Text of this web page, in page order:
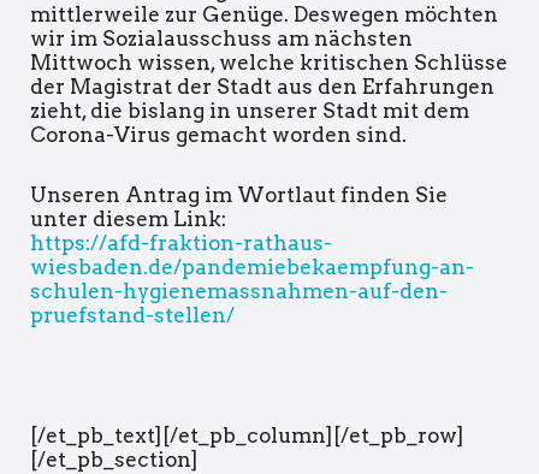
mittlerweile zur Genüge. Deswegen möchten
wir im Sozialausschuss am nächsten
Mittwoch wissen, welche kritischen Schlüsse
der Magistrat der Stadt aus den Erfahrungen
zieht, die bislang in unserer Stadt mit dem
Corona-Virus gemacht worden sind.
Unseren Antrag im Wortlaut finden Sie
unter diesem Link:
https://afd-fraktion-rathaus-
wiesbaden.de/pandemiebekaempfung-an-
schulen-hygienemassnahmen-auf-den-
pruefstand-stellen/
[/et_pb_text][/et_pb_column][/et_pb_row]
[/et_pb_section]